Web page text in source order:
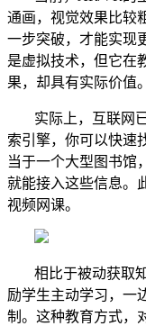
通画，视觉效果比较
一步突破，才能实现
是虚拟技术，但它在
果，却具有实际价值。
实际上，互联网
索引擎，你可以快速
当于一个大型图书馆
就能接入这些信息。
视频网课。
相比于被动获取
励学生主动学习，一
制。这种教育方式，